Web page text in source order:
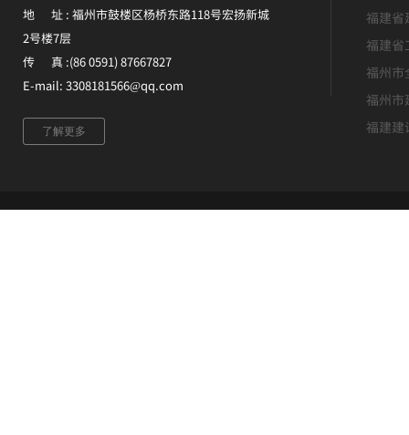
版权所有 ©福建升恒建设集团有限公司 未经许可 严禁复制
地 址 : 福州市鼓楼区杨桥东路118号宏扬新城
2号楼7层
传 真 :(86 0591) 87667827
E-mail: 3308181566@qq.com
了解更多
福建省
福建省
福州市
福州
福建